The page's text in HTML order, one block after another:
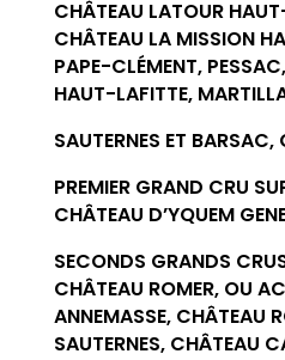
CHÂTEAU LATOUR
CHÂTEAU LA MISSION
PAPE-CLÉMENT,
HAUT-LAFITTE,
SAUTERNES ET
PREMIER GRAND CRU
CHÂTEAU D’YQUEM
SECONDS GRANDS
CHÂTEAU ROMER, OU
ANNEMASSE, CHÂTEAU
SAUTERNES, CHÂTEAU